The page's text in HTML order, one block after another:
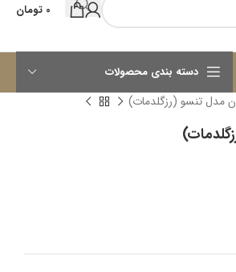
0 تومان
دسته بندی محصولات
مدل تنسو (رزگلدمات)